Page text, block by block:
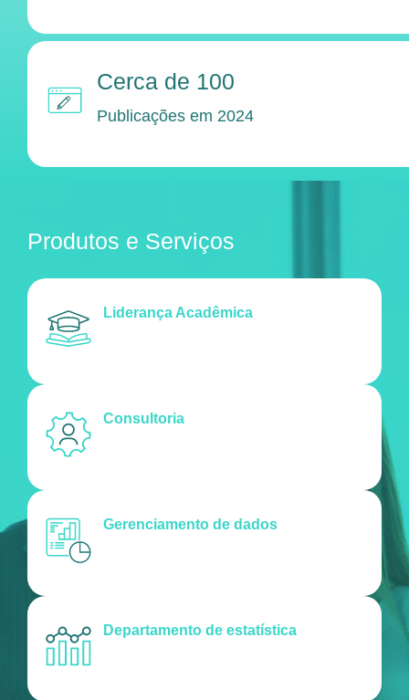
Cerca de 100
Publicações em 2024
Produtos e Serviços
Liderança Acadêmica
Consultoria
Gerenciamento de dados
Departamento de estatística